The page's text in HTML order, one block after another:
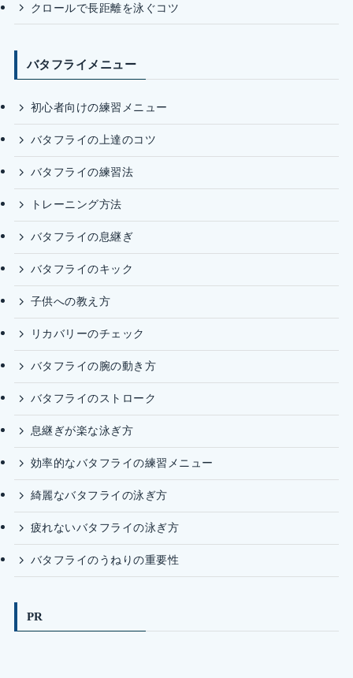
クロールで長距離を泳ぐコツ
バタフライメニュー
初心者向けの練習メニュー
バタフライの上達のコツ
バタフライの練習法
トレーニング方法
バタフライの息継ぎ
バタフライのキック
子供への教え方
リカバリーのチェック
バタフライの腕の動き方
バタフライのストローク
息継ぎが楽な泳ぎ方
効率的なバタフライの練習メニュー
綺麗なバタフライの泳ぎ方
疲れないバタフライの泳ぎ方
バタフライのうねりの重要性
PR